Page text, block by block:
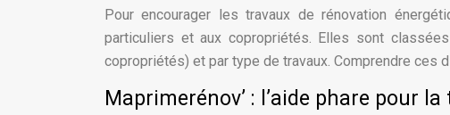
Pour encourager les travaux de rénovation
particuliers et aux copropriétés. Elles sont
copropriétés) et par type de travaux. Comprendre
Maprimerénov’ : l’aide phare pour